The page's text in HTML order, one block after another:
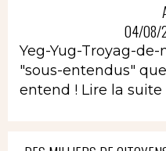
04/08/
Yeg-Yug-Troyag-
"sous-entendus"
entend ! Lire la suite